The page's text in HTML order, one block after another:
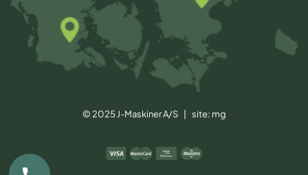
© 2025 J-Maskiner A/S | site: mg